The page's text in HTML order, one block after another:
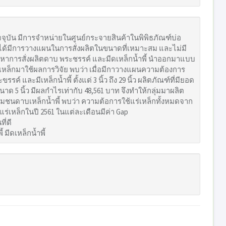
บัน มีการจำหน่ายในศูนย์กระจายสินค้าในพิพิธภัณฑ์บ่อ
การวางแผนในการสั่งผลิตในขนาดที่เหมาะสม และไม่มี
การสั่งผลิตดาบ พระชรรค์ และมีดเหล็กน้ำพี้ นำออกมาแบบ
กมาใช้ผลการวิจัย พบว่า เมื่อมีกาวางแผนความต้องการ
รค์ และมีเหล็กน้ำพี้ ตั้งแต่ 3 นิ้ว ถึง 29 นิ้ว ผลิตภัณฑ์ที่มียอด
5 นิ้ว มีผลกำไรเท่ากับ 48,561 บาท จึงทำให้กลุ่มมาผลิต
นดาบเหล็กน้ำพี้ พบว่า ความต้อการใช้แร่เหล็กทั้งหมดจาก
เหล็กในปี 2561 ในแต่ละเดือนมีค่า Gap
ที่ดี
มีดเหล็กน้ำพี้